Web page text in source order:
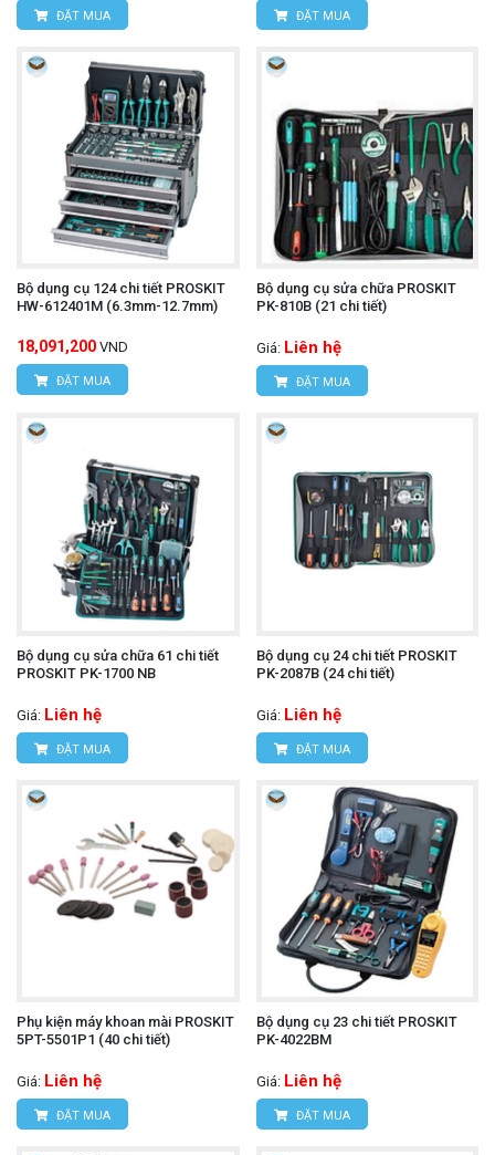
ĐẶT MUA ĐẶT MUA
Bộ dụng cụ 124 chi tiết PROSKIT
HW-612401M (6.3mm-12.7mm)
18,091,200 VND
ĐẶT MUA
Bộ dụng cụ sửa chữa PROSKIT
PK-810B (21 chi tiết)
Giá: Liên hệ
ĐẶT MUA
Bộ dụng cụ sửa chữa 61 chi tiết
PROSKIT PK-1700 NB
Giá: Liên hệ
ĐẶT MUA
Bộ dụng cụ 24 chi tiết PROSKIT
PK-2087B (24 chi tiết)
Giá: Liên hệ
ĐẶT MUA
Phụ kiện máy khoan mài PROSKIT
5PT-5501P1 (40 chi tiết)
Giá: Liên hệ
ĐẶT MUA
Bộ dụng cụ 23 chi tiết PROSKIT
PK-4022BM
Giá: Liên hệ
ĐẶT MUA